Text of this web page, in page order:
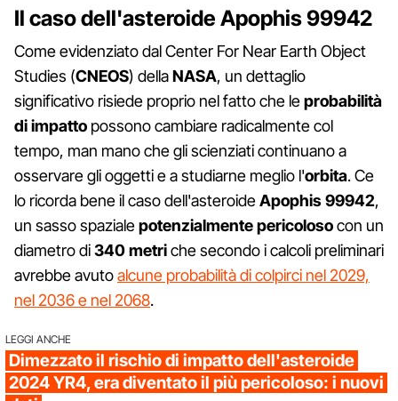
Il caso dell'asteroide Apophis 99942
Come evidenziato dal Center For Near Earth Object
Studies (CNEOS) dellaNASA, un dettaglio
significativo risiede proprio nel fatto che leprobabilità
di impatto possono cambiare radicalmente col
tempo, man mano che gli scienziati continuano a
osservare gli oggetti e a studiarne meglio l'orbita. Ce
lo ricorda bene il caso dell'asteroideApophis 99942,
un sasso spazialepotenzialmente pericolosocon un
diametro di340 metriche secondo i calcoli preliminari
avrebbe avutoalcune probabilità di colpirci nel 2029,
nel 2036 e nel 2068.
LEGGI ANCHE
Dimezzato il rischio di impatto dell'asteroide
2024 YR4, era diventato il più pericoloso: i nuovi